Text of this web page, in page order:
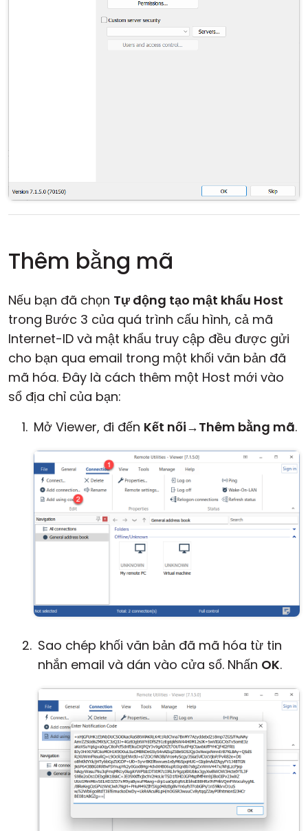
Thêm bằng mã
Nếu bạn đã chọn Tự động tạo mật khẩu Host
trong Bước 3 của quá trình cấu hình, cả mã
Internet-ID và mật khẩu truy cập đều được gửi
cho bạn qua email trong một khối văn bản đã
mã hóa. Đây là cách thêm một Host mới vào
sổ địa chỉ của bạn:
Mở Viewer, đi đến Kết nối→Thêm bằng mã.
Sao chép khối văn bản đã mã hóa từ tin
nhắn email và dán vào cửa sổ. Nhấn OK.